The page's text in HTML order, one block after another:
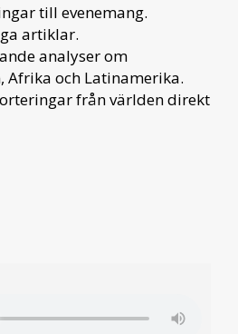
till evenemang.
artiklar.
analyser om
Afrika och Latinamerika.
från världen direkt